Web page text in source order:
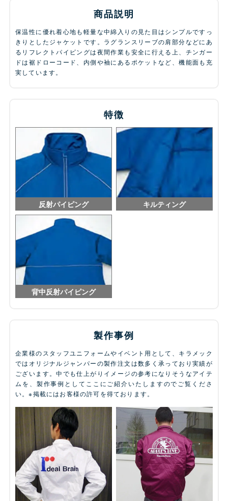
商品説明
保温性に優れ着心地も軽量な中綿入りの見た目はシンプルですっ
きりとしたジャケットです。ラグランスリーブの肩部分などにあ
るリフレクトパイピングは夜間作業も安全に行える上、チンガー
ドは裾ドローコード、内側や袖にあるポケットなど、機能面も充
実しています。
特徴
反射パイピング キルティング
背中反射パイピング
製作事例
企業様のスタッフユニフォームやイベント用として、キラメック
ではオリジナルジャンパーの製作注文は数多く承っており実績が
ございます。中でも仕上がりイメージの参考になりそうなアイテ
ムを、製作事例としてここにご紹介いたしますのでご覧くださ
い。※掲載にはお客様の許可を得ております。